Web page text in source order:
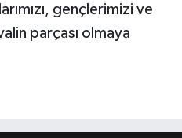
gençlerimizi ve
parçası olmaya